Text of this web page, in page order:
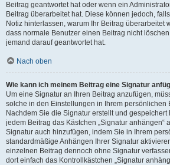
Beitrag geantwortet hat oder wenn ein
Beitrag überarbeitet hat. Diese können jedoch,
Notiz hinterlassen, warum Ihr Beitrag überarbeitet
dass normale Benutzer einen Beitrag nicht
jemand darauf geantwortet hat.
Nach oben
Wie kann ich meinem Beitrag eine Signatur
Um eine Signatur an Ihren Beitrag anzufügen,
solche in den Einstellungen in Ihrem persönlichen
Nachdem Sie die Signatur erstellt und gespeichert
jedem Beitrag das Kästchen „Signatur anhängen“
Signatur auch hinzufügen, indem Sie in Ihrem
standardmäßige Anhängen Ihrer Signatur
einzelnen Beitrag dennoch ohne Signatur
dort einfach das Kontrollkästchen „Signatur